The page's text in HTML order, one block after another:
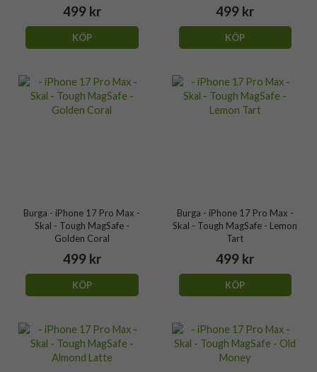
499 kr
KÖP
499 kr
KÖP
Burga - iPhone 17 Pro Max -
Skal - Tough MagSafe -
Golden Coral
499 kr
KÖP
Burga - iPhone 17 Pro Max -
Skal - Tough MagSafe - Lemon
Tart
499 kr
KÖP